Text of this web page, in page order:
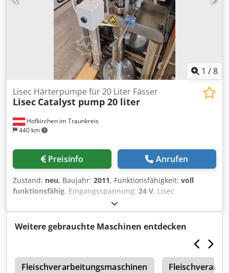
1 /8
Hofkirchen im Traunkreis
440 km
Lisec Härterpumpe für 20 Liter Fässer
Lisec Catalyst pump 20 liter
Preisinfo Anrufen
Zustand: neu, Baujahr: 2011, Funktionsfähigkeit: voll
funktionsfähig, Eingangsspannung: 24 V, Lisec
Härterpumpe für 20 Liter Fässer, komplette Einheit.
Dcjdpfx Ahewuq Ubo Tek Kann für PS verwendet werden,
aber auch für PU mit pastösem Härter. Verkauft EXW unser
Lager in Ungarn
Weitere gebrauchte Maschinen entdecken
Fleischverarbeitungsmaschinen